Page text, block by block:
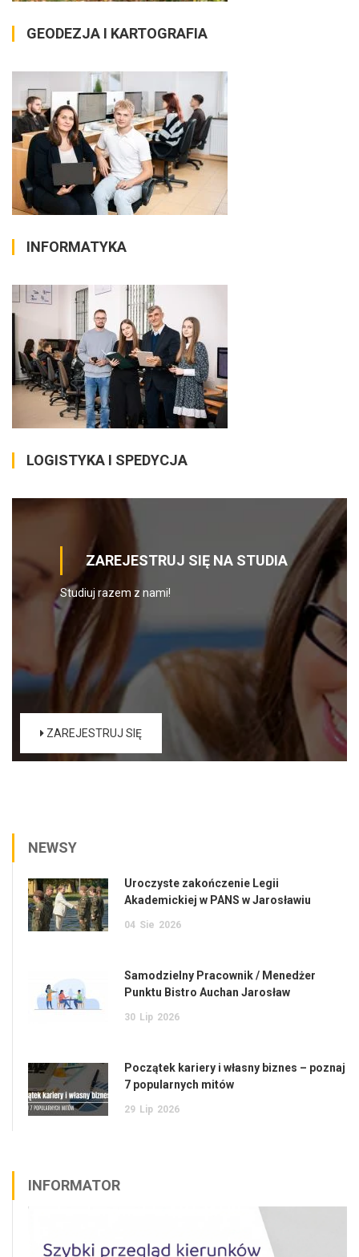
GEODEZJA I KARTOGRAFIA
INFORMATYKA
LOGISTYKA I SPEDYCJA
ZAREJESTRUJ SIĘ NA STUDIA
Studiuj razem z nami!
ZAREJESTRUJ SIĘ
NEWSY
Uroczyste zakończenie Legii
Akademickiej w PANS w Jarosławiu
04 Sie 2026
Samodzielny Pracownik / Menedżer
Punktu Bistro Auchan Jarosław
30 Lip 2026
Początek kariery i własny biznes – poznaj
7 popularnych mitów
29 Lip 2026
INFORMATOR